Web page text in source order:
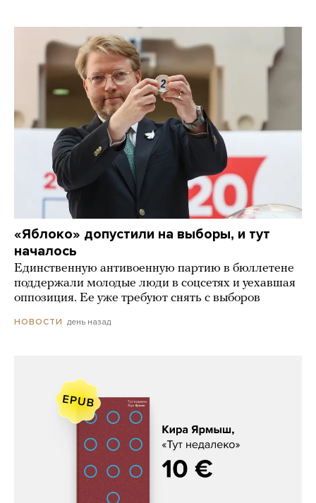
«Яблоко» допустили на выборы, и тут
началось
Единственную антивоенную партию в бюллетене
поддержали молодые люди в соцсетях и уехавшая
оппозиция. Ее уже требуют снять с выборов
НОВОСТИ день назад